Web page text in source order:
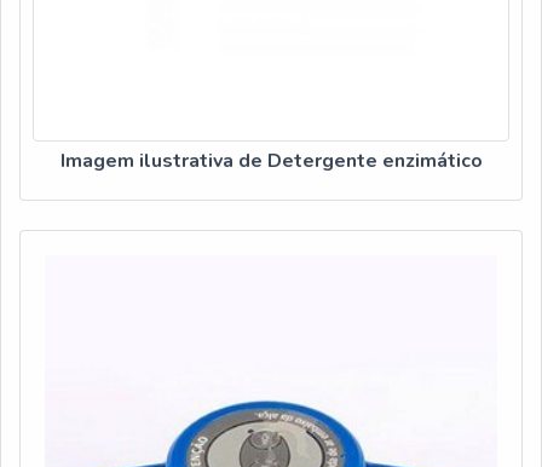
Imagem ilustrativa de Detergente enzimático